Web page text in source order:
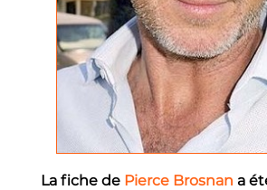
La fiche de Pierce Brosnan a